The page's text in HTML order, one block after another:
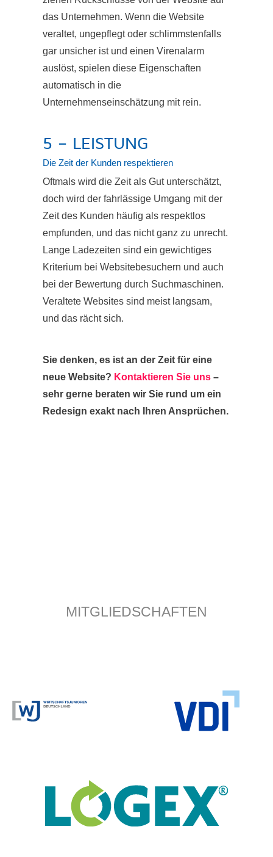
das Unternehmen. Wenn die Website
veraltet, ungepflegt oder schlimmstenfalls
gar unsicher ist und einen Virenalarm
auslöst, spielen diese Eigenschaften
automatisch in die
Unternehmenseinschätzung mit rein.
5 – LEISTUNG
Die Zeit der Kunden respektieren
Oftmals wird die Zeit als Gut unterschätzt,
doch wird der fahrlässige Umgang mit der
Zeit des Kunden häufig als respektlos
empfunden, und das nicht ganz zu unrecht.
Lange Ladezeiten sind ein gewichtiges
Kriterium bei Websitebesuchern und auch
bei der Bewertung durch Suchmaschinen.
Veraltete Websites sind meist langsam,
und das rächt sich.
Sie denken, es ist an der Zeit für eine
neue Website? Kontaktieren Sie uns–
sehr gerne beraten wir Sie rund um ein
Redesign exakt nach Ihren Ansprüchen.
MITGLIEDSCHAFTEN